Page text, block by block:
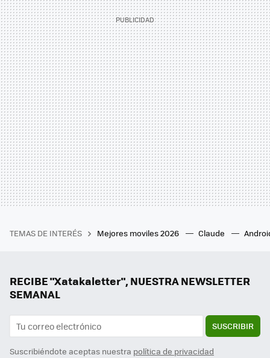
TEMAS DE INTERÉS Mejores moviles 2026 Claude
RECIBE "Xatakaletter", NUESTRA NEWSLETTER
SEMANAL
SUSCRIBIR
Suscribiéndote aceptas nuestra política de privacidad